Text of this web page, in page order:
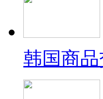
韩国商